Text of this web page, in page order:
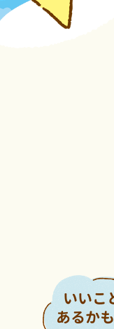
いいこ
あるか